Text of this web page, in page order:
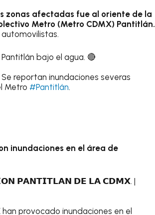
zonas afectadas fue al oriente de la
Metro (Metro CDMX) Pantitlán.
bajo el agua. 🔴
reportan inundaciones severas
Metro #Pantitlán.
inundaciones en el área de
𝗣𝗔𝗡𝗧𝗜𝗧𝗟𝗔𝗡 𝗗𝗘 𝗟𝗔 𝗖𝗗𝗠𝗫. |
provocado inundaciones en el